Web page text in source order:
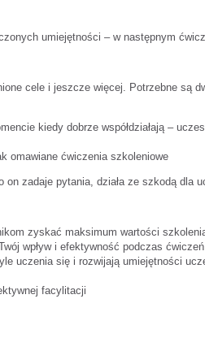
umiejętności – w następnym
cele i jeszcze więcej. Potrzebne są
kiedy dobrze współdziałają –
omawiane ćwiczenia szkoleniowe
zadaje pytania, działa ze szkodą dla
zyskać maksimum wartości
wpływ i efektywność podczas
uczenia się i rozwijają umiejętności
facylitacji